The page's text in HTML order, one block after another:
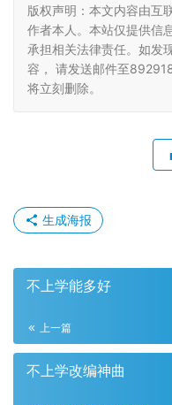
版权声明：本文内容由互
作者本人。本站仅提供信
承担相关法律责任。如发
容， 请发送邮件至
将立刻删除。
生成海报
不上学能多好
上一篇
不上学改编神曲